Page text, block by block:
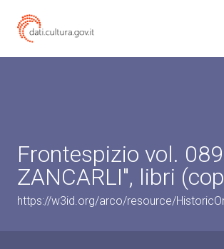
Frontespizio vol.
ZANCARLI", libri
https://w3id.org/arco/resource/